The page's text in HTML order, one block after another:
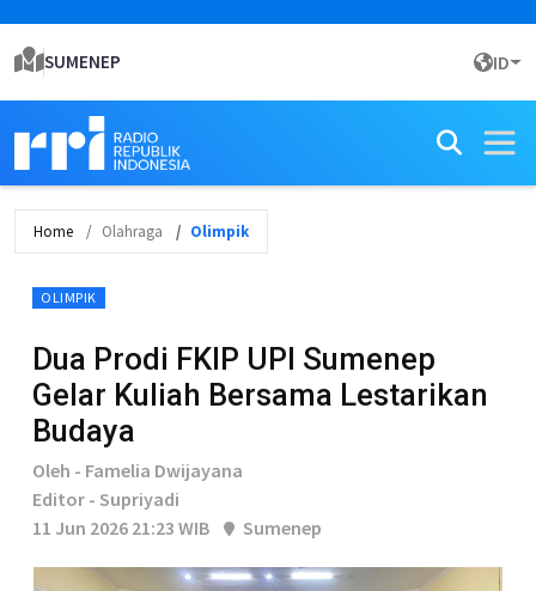
SUMENEP ID
Home Olahraga Olimpik
OLIMPIK
Dua Prodi FKIP UPI Sumenep
Gelar Kuliah Bersama Lestarikan
Budaya
Oleh - Famelia Dwijayana
Editor - Supriyadi
11 Jun 2026 21:23 WIB
Sumenep